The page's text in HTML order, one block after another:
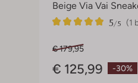
Beige Via Vai
(1
5/5
1
5
-30%
€ 179,95
€ 125,99